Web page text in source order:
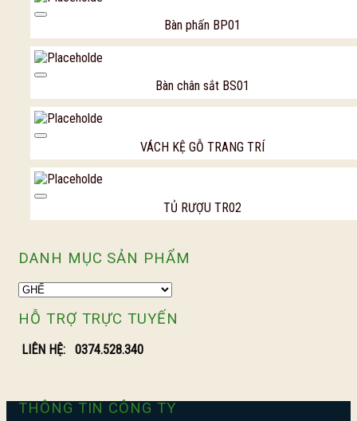
Bàn phấn BP01
Bàn chân sắt BS01
VÁCH KỆ GỖ TRANG TRÍ
TỦ RƯỢU TR02
DANH MỤC SẢN PHẨM
HỖ TRỢ TRỰC TUYẾN
LIÊN HỆ: 0374.528.340
THÔNG TIN CÔNG TY